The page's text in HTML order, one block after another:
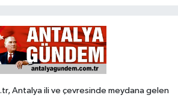
Antalya ili ve çevresinde meydana gelen